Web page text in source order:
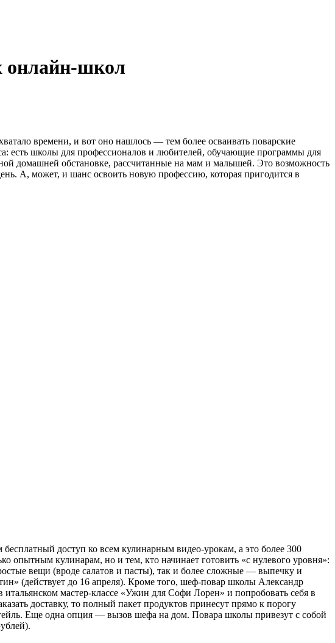
онлайн-школ
времени, и вот оно нашлось — тем более осваивать поварские
есть школы для профессионалов и любителей, обучающие программы для
домашней обстановке, рассчитанные на мам и малышей. Это возможность
А, может, и шанс освоить новую профессию, которая пригодится в
доступ ко всем кулинарным видео-урокам, а это более 300
опытным кулинарам, но и тем, кто начинает готовить «с нулевого уровня»:
вещи (вроде салатов и пасты), так и более сложные — выпечку и
(действует до 16 апреля). Кроме того, шеф-повар школы Александр
мастер-классе «Ужин для Софи Лорен» и попробовать себя в
доставку, то полный пакет продуктов принесут прямо к порогу
Еще одна опция — вызов шефа на дом. Повара школы привезут с собой